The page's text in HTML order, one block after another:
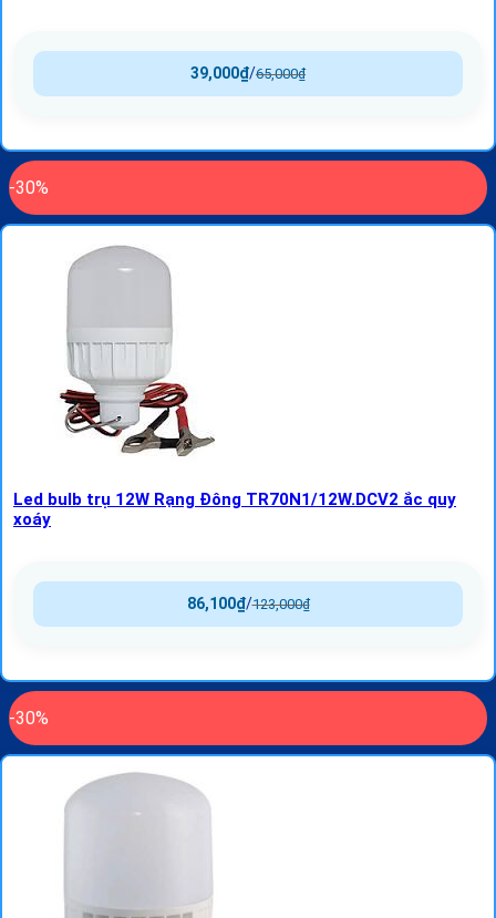
65,000₫
/
39,000₫
-30%
Led bulb trụ 12W Rạng Đông TR70N1/12W.DCV2 ắc quy
xoáy
123,000₫
/
86,100₫
-30%